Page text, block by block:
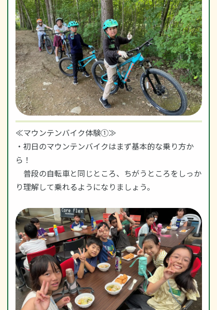
≪マウンテンバイク体験①≫
・初日のマウンテンバイクはまず基本的な乗り方か
ら！
普段の自転車と同じところ、ちがうところをしっか
り理解して乗れるようになりましょう。